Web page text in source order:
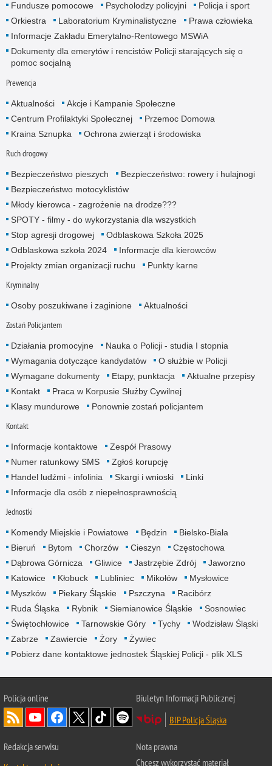
Fundusze pomocowe
Psycholodzy policyjni
Policja i sport
Orkiestra
Laboratorium Kryminalistyczne
Prawa człowieka
Informacje Zakładu Emerytalno-Rentowego MSWiA
Dokumenty dla emerytów i rencistów Policji starających się o
pomoc socjalną
Prewencja
Aktualności
Akcje i Kampanie Społeczne
Centrum Profilaktyki Społecznej
Przemoc Domowa
Kraina Sznupka
Ochrona zwierząt i środowiska
Ruch drogowy
Bezpieczeństwo pieszych
Bezpieczeństwo: rowery i hulajnogi
Bezpieczeństwo motocyklistów
Młody kierowca - zagrożenie na drodze???
SPOTY - filmy - do wykorzystania dla wszystkich
Stop agresji drogowej
Odblaskowa Szkoła 2025
Odblaskowa szkoła 2024
Informacje dla kierowców
Projekty zmian organizacji ruchu
Punkty karne
Kryminalny
Osoby poszukiwane i zaginione Aktualności
Zostań Policjantem
Działania promocyjne
Nauka o Policji - studia I stopnia
Wymagania dotyczące kandydatów
O służbie w Policji
Wymagane dokumenty
Etapy, punktacja
Aktualne przepisy
Kontakt
Praca w Korpusie Służby Cywilnej
Klasy mundurowe
Ponownie zostań policjantem
Kontakt
Informacje kontaktowe
Zespół Prasowy
Numer ratunkowy SMS
Zgłoś korupcję
Handel ludźmi - infolinia
Skargi i wnioski
Linki
Informacje dla osób z niepełnosprawnością
Jednostki
Komendy Miejskie i Powiatowe Będzin
Bielsko-Biała
Bieruń
Bytom Chorzów Cieszyn
Częstochowa
Dąbrowa Górnicza
Gliwice Jastrzębie Zdrój
Jaworzno
Katowice
Kłobuck Lubliniec Mikołów
Mysłowice
Myszków
Piekary Śląskie Pszczyna
Racibórz
Ruda Śląska
Rybnik Siemianowice Śląskie
Sosnowiec
Świętochłowice
Tarnowskie Góry Tychy
Wodzisław Śląski
Zabrze
Zawiercie Żory
Żywiec
Pobierz dane kontaktowe jednostek Śląskiej Policji - plik XLS
Policja online
Biuletyn Informacji Publicznej
BIP Policja Śląska
Redakcja serwisu
Nota prawna
Chcesz wykorzystać materiał